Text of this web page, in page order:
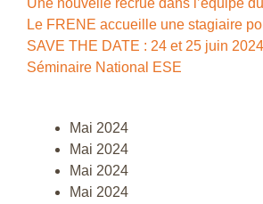
Le FRENE accueille une stagiaire
SAVE THE DATE : 24 et 25 juin
Séminaire National ESE
Mai 2024
Mai 2024
Mai 2024
Mai 2024